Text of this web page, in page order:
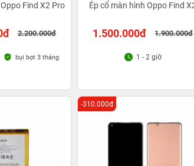
Find X2 Pro
2.200.000đ
bụi bọt 3 tháng
Ép cổ màn hình Oppo Find
1.500.000đ 1.900.000đ
1 - 2 giờ
-310.000đ